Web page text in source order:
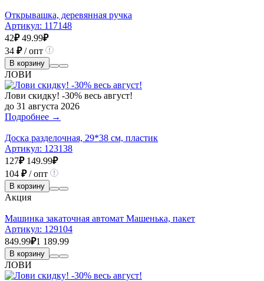
Открывашка, деревянная ручка
Артикул: 117148
42₽ 49.99₽
34 ₽/ опт
В корзину
ЛОВИ
Лови скидку! -30% весь август!
до 31 августа 2026
Подробнее →
Доска разделочная, 29*38 см, пластик
Артикул: 123138
127₽ 149.99₽
104 ₽/ опт
В корзину
Акция
Машинка закаточная автомат Машенька, пакет
Артикул: 129104
849.99₽1 189.99
В корзину
ЛОВИ